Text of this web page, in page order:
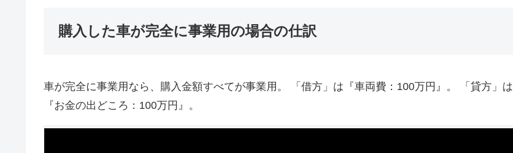
購入した車が完全に事業用の場合の仕訳
車が完全に事業用なら、購入金額すべてが事業用。 「借方」は『車両費：100万円』。 「貸方」は
『お金の出どころ：100万円』。